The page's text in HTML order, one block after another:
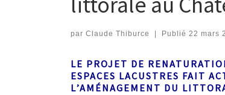
par Claude Thiburce Publié 22 mars
LE PROJET DE
ESPACES LACUSTRES FAIT
L’AMÉNAGEMENT DU